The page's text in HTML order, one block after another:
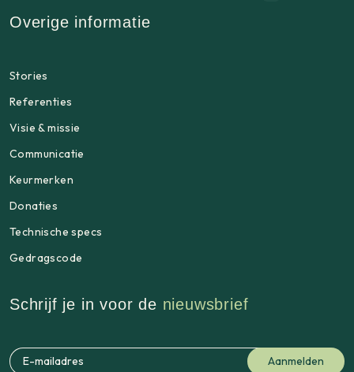
Overige informatie
Stories
Referenties
Visie & missie
Communicatie
Keurmerken
Donaties
Technische specs
Gedragscode
Schrijf je in voor de nieuwsbrief